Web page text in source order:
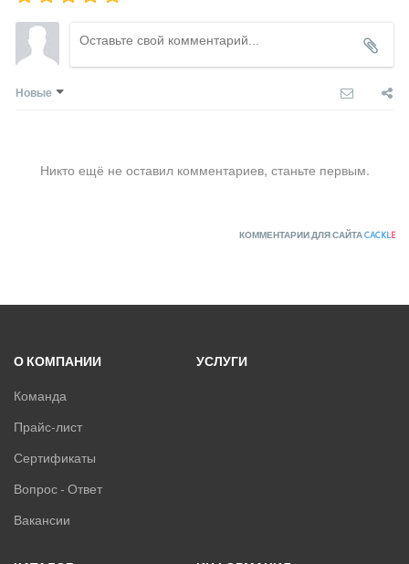
Новые
Никто ещё не оставил комментариев, станьте первым.
КОММЕНТАРИИ ДЛЯ САЙТАCACKLE
О КОМПАНИИ
Команда
Прайс-лист
Сертификаты
Вопрос - Ответ
Вакансии
УСЛУГИ